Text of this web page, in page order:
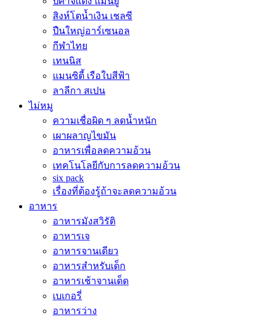
สิงห์โตน้ำเงิน เชลซี
ปืนใหญ่อาร์เซนอล
กีฬาไทย
เทนนิส
แมนซิตี้ เรือใบสีฟ้า
ลาลีกา สเปน
ไม่หมู
ความเชื่อผิด ๆ ลดน้ำหนัก
เผาผลาญไขมัน
อาหารเพื่อลดความอ้วน
เทคโนโลยีกับการลดความอ้วน
six pack
เรื่องที่ต้องรู้ถ้าจะลดความอ้วน
อาหาร
อาหารมังสวิรัติ
อาหารเจ
อาหารจานเดียว
อาหารสำหรับเด็ก
อาหารเช้าจานเด็ด
เบเกอรี่
อาหารว่าง